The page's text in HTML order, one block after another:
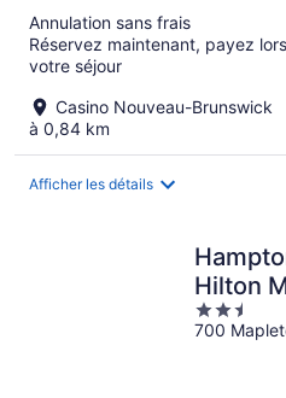
Annulation sans frais
Réservez maintenant, payez
votre séjour
Casino Nouveau-Brunswick
à 0,84 km
Afficher les détails
Hilton
2.5
out
700